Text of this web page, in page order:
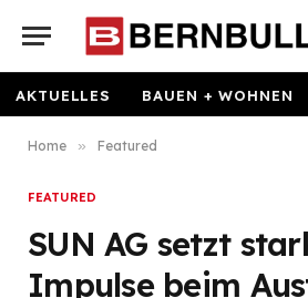
AKTUELLES BAUEN + WOHNEN
Home » Featured
FEATURED
SUN AG setzt
Impulse beim